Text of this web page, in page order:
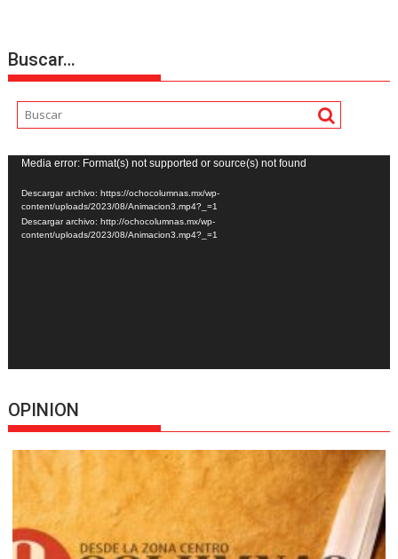
Buscar…
Reproductor
de
vídeo
Media error: Format(s) not supported or source(s) not found
Descargar archivo: https://ochocolumnas.mx/wp-
content/uploads/2023/08/Animacion3.mp4?_=1
Descargar archivo: http://ochocolumnas.mx/wp-
content/uploads/2023/08/Animacion3.mp4?_=1
OPINION